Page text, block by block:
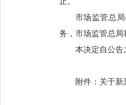
市场监管总
务，市场监管总
本决定自公告
附件：关于